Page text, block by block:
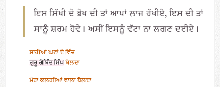
ਇਸ ਸਿੱਖੀ ਦੇ ਭੇਖ ਦੀ ਤਾਂ ਆਪਾਂ ਲਾਜ ਰੱਖੀਏ, ਇਸ ਦੀ ਤਾਂ
ਸਾਨੂੰ ਸ਼ਰਮ ਹੋਵੇ। ਅਸੀਂ ਇਸਨੂੰ ਵੱਟਾ ਨਾ ਲਗਣ ਦਈਏ।
ਸਾਰੀਆਂ ਘਟਾਂ ਦੇ ਵਿੱਚ
ਗੁਰੂ ਗੋਬਿੰਦ ਸਿੰਘ ਬੋਲਦਾ
ਮੇਰਾ ਕਲਗੀਆਂ ਵਾਲਾ ਬੋਲਦਾ